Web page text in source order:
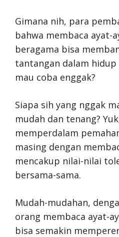
Gimana nih, para
bahwa membaca ayat-
beragama bisa
tantangan dalam hidup
mau coba enggak?
Siapa sih yang nggak
mudah dan tenang?
memperdalam
masing dengan
mencakup nilai-nilai
bersama-sama.
Mudah-mudahan,
orang membaca ayat-
bisa semakin